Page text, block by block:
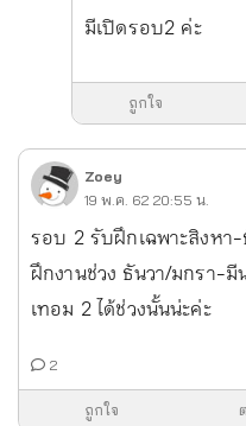
มีเปิดรอบ2 ค่ะ
ถูกใจ
Zoey
19 พ.ค. 62 20:55 น.
รอบ 2 รับฝึกเฉพาะสิงหา
ฝึกงานช่วง ธันวา/มกรา-
เทอม 2 ได้ช่วงนั้นน่ะค่ะ
2
ถูกใจ